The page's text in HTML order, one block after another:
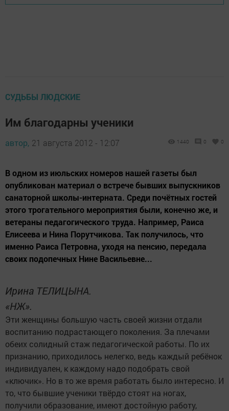
СУДЬБЫ ЛЮДСКИЕ
Им благодарны ученики
автор, 21 августа 2012 - 12:07 1440 0 0
В одном из июльских номеров нашей газеты был
опубликован материал о встрече бывших выпускников
санаторной школы-интерната. Среди почётных гостей
этого трогательного мероприятия были, конечно же, и
ветераны педагогического труда. Например, Раиса
Елисеева и Нина Порутчикова. Так получилось, что
именно Раиса Петровна, уходя на пенсию, передала
своих подопечных Нине Васильевне...
Ирина ТЕЛИЦЫНА.
«НЖ».
Эти женщины большую часть своей жизни отдали
воспитанию подрастающего поколения. За плечами
обеих солидный стаж педагогической работы. По их
признанию, приходилось нелегко, ведь каждый ребёнок
индивидуален, к каждому надо подобрать свой
«ключик». Но в то же время работать было интересно. И
то, что бывшие ученики твёрдо стоят на ногах,
получили образование, имеют достойную работу,